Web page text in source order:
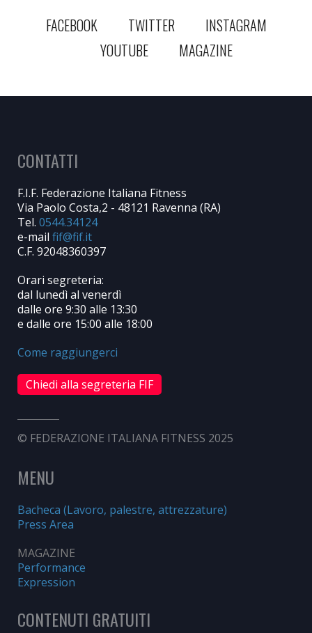
FACEBOOK TWITTER
INSTAGRAM
YOUTUBE
MAGAZINE
CONTATTI
F.I.F. Federazione Italiana Fitness
Via Paolo Costa,2 - 48121 Ravenna (RA)
Tel. 0544.34124
e-mail
C.F. 92048360397
Orari segreteria:
dal lunedì al venerdì
dalle ore 9:30 alle 13:30
e dalle ore 15:00 alle 18:00
Come raggiungerci
Chiedi alla segreteria FIF
© FEDERAZIONE ITALIANA FITNESS 2025
MENU
Bacheca (Lavoro, palestre, attrezzature)
Press Area
MAGAZINE
Performance
Expression
CONTENUTI GRATUITI